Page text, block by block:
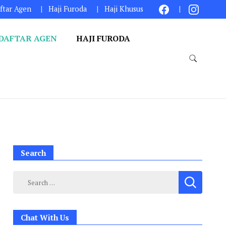
Agen Haji Furoda Haji Khusus
AGEN HAJI FURODA
Search
Search
Chat With Us